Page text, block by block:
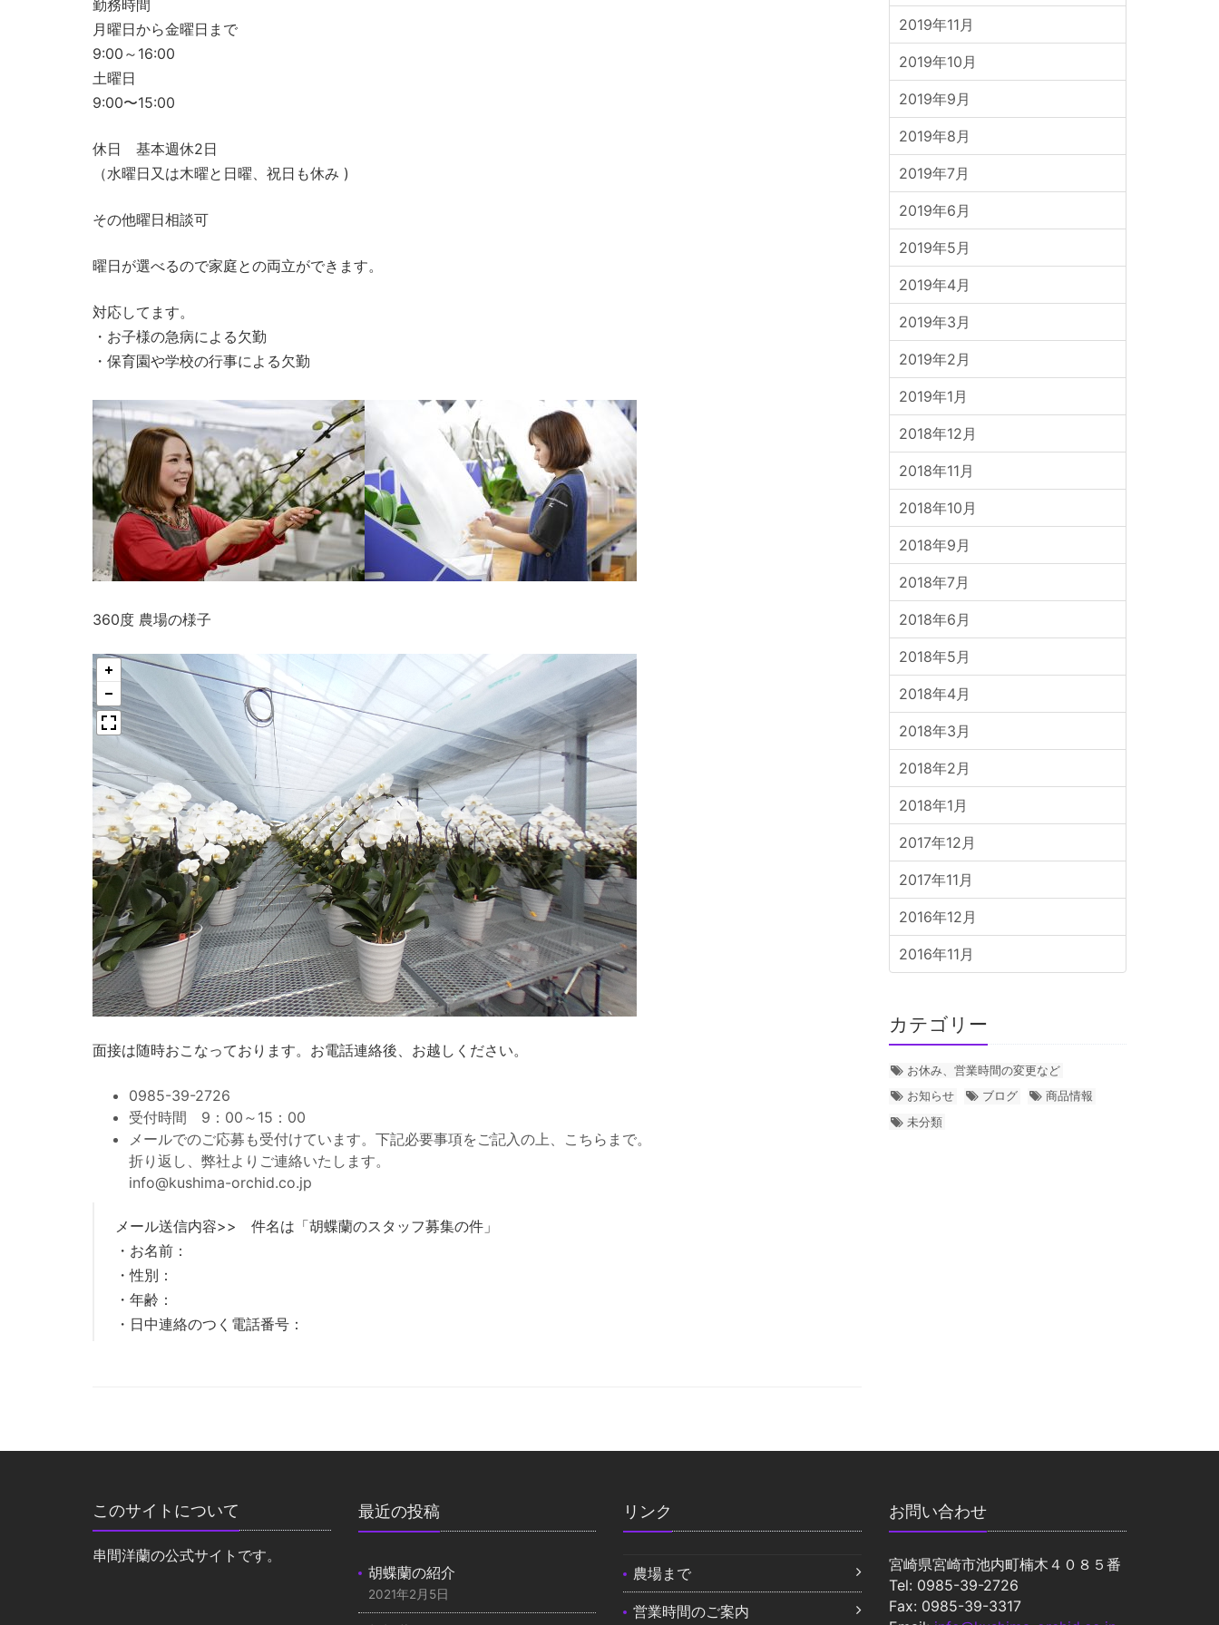
勤務時間
月曜日から金曜日まで
9:00～16:00
土曜日
9:00〜15:00
休日 基本週休2日
（水曜日又は木曜と日曜、祝日も休み )
その他曜日相談可
曜日が選べるので家庭との両立ができます。
対応してます。
・お子様の急病による欠勤
・保育園や学校の行事による欠勤
360度 農場の様子
面接は随時おこなっております。お電話連絡後、お越しください。
0985-39-2726
受付時間 9：00～15：00
メールでのご応募も受付けています。下記必要事項をご記入の上、こちらまで。
折り返し、弊社よりご連絡いたします。
info@kushima-orchid.co.jp
メール送信内容>> 件名は「胡蝶蘭のスタッフ募集の件」
・お名前：
・性別：
・年齢：
・日中連絡のつく電話番号：
2019年11月
2019年10月
2019年9月
2019年8月
2019年7月
2019年6月
2019年5月
2019年4月
2019年3月
2019年2月
2019年1月
2018年12月
2018年11月
2018年10月
2018年9月
2018年7月
2018年6月
2018年5月
2018年4月
2018年3月
2018年2月
2018年1月
2017年12月
2017年11月
2016年12月
2016年11月
カテゴリー
お休み、営業時間の変更など
お知らせ
ブログ
商品情報
未分類
このサイトについて
串間洋蘭の公式サイトです。
最近の投稿
胡蝶蘭の紹介
2021年2月5日
リンク
農場まで
営業時間のご案内
お問い合わせ
宮崎県宮崎市池内町楠木４０８５番
Tel: 0985-39-2726
Fax: 0985-39-3317